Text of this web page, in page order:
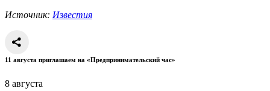
Источник: Известия
11 августа приглашаем на «Предпринимательский час»
8 августа